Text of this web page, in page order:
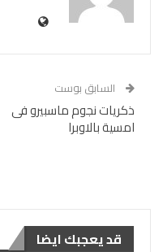
السابق بوست
ذكريات نجوم ماسبيرو فى
امسية بالاوبرا
قد يعجبك ايضا